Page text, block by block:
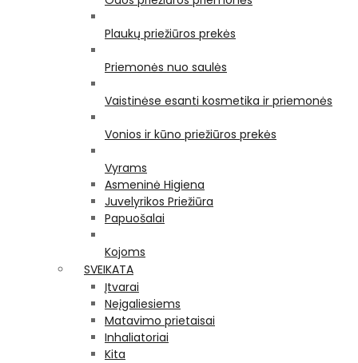
Plaukų priežiūros prekės
Priemonės nuo saulės
Vaistinėse esanti kosmetika ir priemonės
Vonios ir kūno priežiūros prekės
Vyrams
Asmeninė Higiena
Juvelyrikos Priežiūra
Papuošalai
Kojoms
SVEIKATA
Įtvarai
Neįgaliesiems
Matavimo prietaisai
Inhaliatoriai
Kita